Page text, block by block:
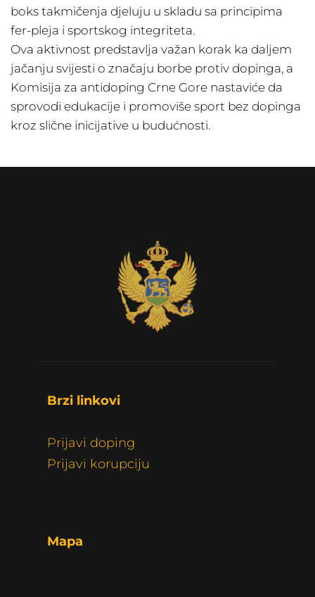
boks takmičenja djeluju u skladu sa principima
fer-pleja i sportskog integriteta.
Ova aktivnost predstavlja važan korak ka daljem
jačanju svijesti o značaju borbe protiv dopinga, a
Komisija za antidoping Crne Gore nastaviće da
sprovodi edukacije i promoviše sport bez dopinga
kroz slične inicijative u budućnosti.
Brzi linkovi
Prijavi doping
Prijavi korupciju
Mapa